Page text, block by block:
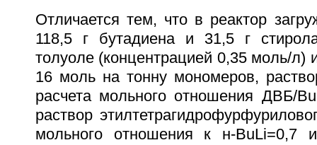
Отличается тем, что в реактор
118,5 г бутадиена и 31,5 г
толуоле (концентрацией 0,35 моль/л)
16 моль на тонну мономеров,
расчета мольного отношения ДВБ/
раствор
мольного отношения к н-BuLi=0,7